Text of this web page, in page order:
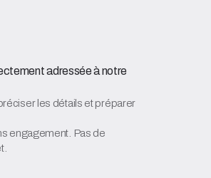
adressée à notre
les détails et préparer
engagement. Pas de